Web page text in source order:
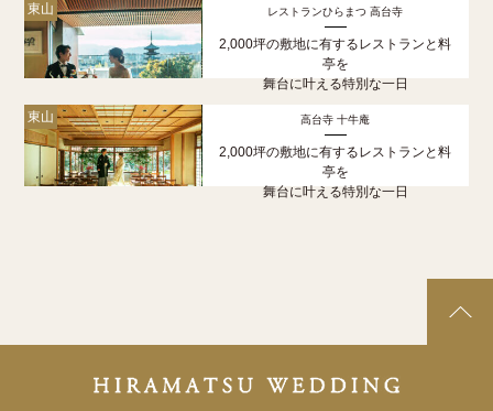
東山 レストランひらまつ 高台寺
2,000坪の敷地に有するレストランと料
亭を
舞台に叶える特別な一日
東山 高台寺 十牛庵
2,000坪の敷地に有するレストランと料
亭を
舞台に叶える特別な一日